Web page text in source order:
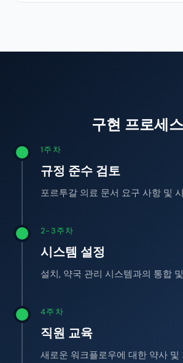
구현 프로세스
1주차
규정 준수 검토
포르투갈 의료 문서 요구 사항 및
2-3주차
시스템 설정
설치, 약국 관리 시스템과의 통합
4주차
직원 교육
새로운 워크플로우에 대한 약사 및